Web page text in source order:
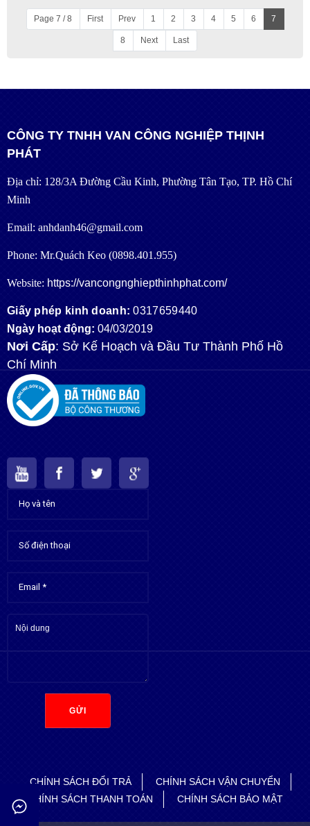
Page 7 / 8 First Prev 1 2 3 4 5 6 7
8 Next Last
CÔNG TY TNHH VAN CÔNG NGHIỆP THỊNH
PHÁT
Địa chỉ: 128/3A Đường Cầu Kinh, Phường Tân Tạo, TP. Hồ Chí
Minh
Email: anhdanh46@gmail.com
Phone: Mr.Quách Keo (0898.401.955)
Website: https://vancongnghiepthinhphat.com/
Giấy phép kinh doanh: 0317659440
Ngày hoạt động: 04/03/2019
Nơi Cấp: Sở Kế Hoạch và Đầu Tư Thành Phố Hồ
Chí Minh
GỬI
CHÍNH SÁCH ĐỔI TRẢ
CHÍNH SÁCH VẬN CHUYỂN
CHÍNH SÁCH THANH TOÁN
CHÍNH SÁCH BẢO MẬT